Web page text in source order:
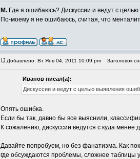
М. Где я ошибаюсь? Дискуссии и ведут с
По-моему я не ошибаюсь, считая, что
Добавлено: Вт Янв 04, 2011 10:09 pm Заголовок
Иванов писал(а):
Дискуссии и ведут с целью выявления
Опять ошибка.
Если бы так, давно бы все выяснили,
К сожалению, дискуссии ведутся с куда
Давайте попробуем, но без фанатизма. Как
где обсуждаются проблемы, сложнее таблицы